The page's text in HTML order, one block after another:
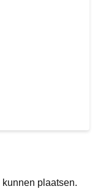
plaatsen.